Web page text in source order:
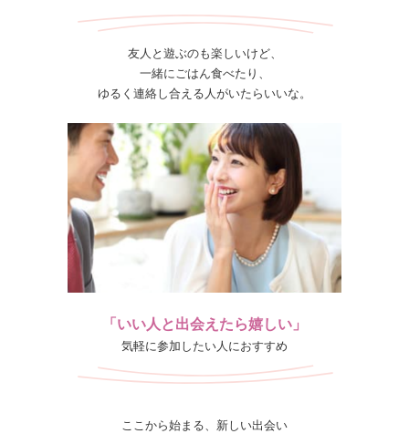
友人と遊ぶのも楽しいけど、
一緒にごはん食べたり、
ゆるく連絡し合える人がいたらいいな。
「いい人と出会えたら嬉しい」
気軽に参加したい人におすすめ
ここから始まる、新しい出会い